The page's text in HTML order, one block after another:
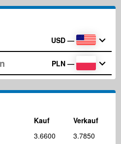
USD —
PLN —
Kauf
Verkauf
3.6600
3.7850